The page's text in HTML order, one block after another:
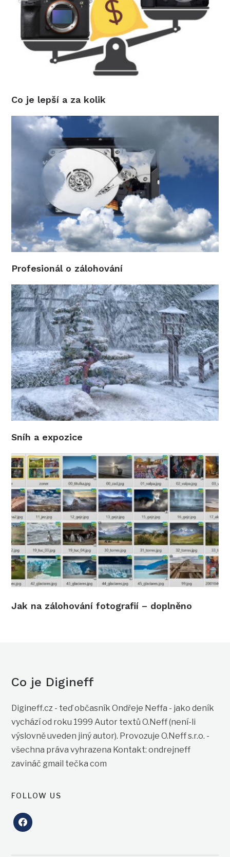
Co je lepší a za kolik
Profesionál o zálohování
Sníh a expozice
Jak na zálohování fotografií – doplněno
Co je Digineff
Digineff.cz - teď občasník Ondřeje Neffa - jako deník
vychází od roku 1999 Autor textů O.Neff (není-li
výslovně uveden jiný autor). Provozuje O.Neff s.r.o. -
všechna práva vyhrazena Kontakt: ondrejneff
zavináč gmail tečka com
FOLLOW US
facebook